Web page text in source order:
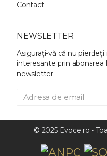
Contact
NEWSLETTER
Asigurați-vă că nu
interesante prin abonarea
newsletter
© 2025 Evoqe.ro -